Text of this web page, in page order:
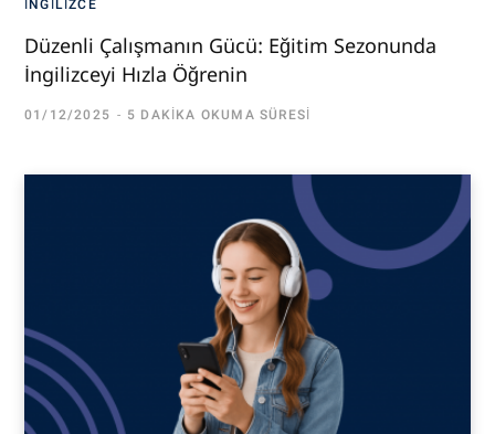
İNGILIZCE
Düzenli Çalışmanın Gücü: Eğitim Sezonunda
İngilizceyi Hızla Öğrenin
01/12/2025 5 DAKIKA OKUMA SÜRESI